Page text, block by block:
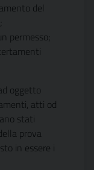
del
permesso;
oggetto
atti od
stati
prova
in essere i